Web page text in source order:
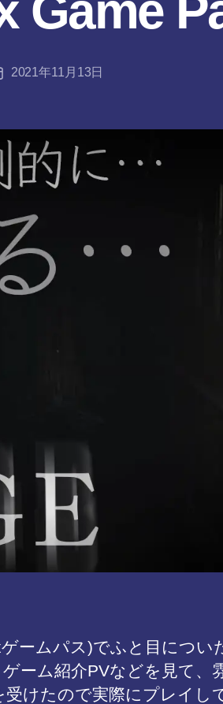
投
者
a
8-
2021年11月13日
ームパス)でふと目につい
ーム紹介PVなどを見て、
けたので実際にプレイし